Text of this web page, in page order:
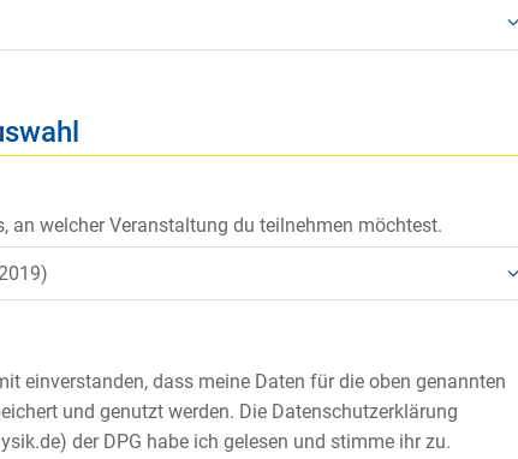
an welcher Veranstaltung du teilnehmen möchtest.
einverstanden, dass meine Daten für die oben genannten
und genutzt werden. Die Datenschutzerklärung
der DPG habe ich gelesen und stimme ihr zu.